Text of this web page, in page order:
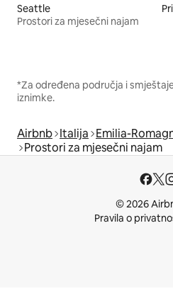
Seattle
Prostori za mjesečni najam
*Za određena područja i
iznimke.
Airbnb Italija Emilia-
Prostori za mjesečni najam
© 2026
Pravila o